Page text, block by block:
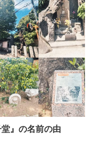
』の名前の由